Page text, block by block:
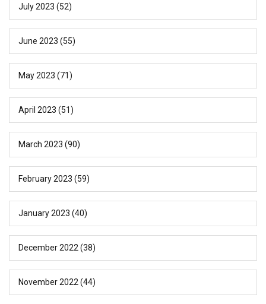
July 2023 (52)
June 2023 (55)
May 2023 (71)
April 2023 (51)
March 2023 (90)
February 2023 (59)
January 2023 (40)
December 2022 (38)
November 2022 (44)